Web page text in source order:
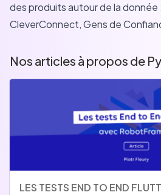
des produits autour de la donnée :
CleverConnect,Gens de
Nos articles à propos de
LES TESTS END TO END